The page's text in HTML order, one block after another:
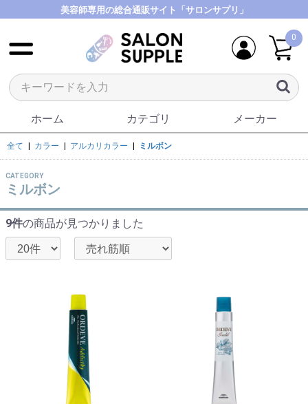
美容師専用の総合通販サイト「サロンサプリ」
0
ホーム カテゴリ メーカー
全て カラー アルカリカラー ミルボン
CATEGORY
ミルボン
9件の商品が見つかりました